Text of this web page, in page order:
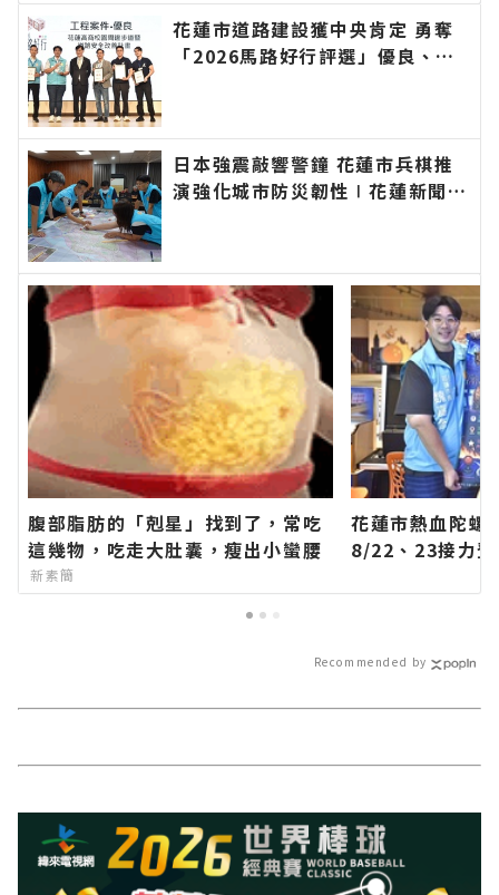
的今日新聞報導 最新的在地資訊！
花蓮市道路建設獲中央肯定 勇奪
「2026馬路好行評選」優良、佳
新的在地資訊！
日本強震敲響警鐘 花蓮市兵棋推
演強化城市防災韌性∣花蓮新聞網
腹部脂肪的「剋星」找到了，常吃
這幾物，吃走大肚囊，瘦出小蠻腰
新素簡
花蓮市熱血陀螺
8/22、23接力
聞報導 最新的
Recommended by